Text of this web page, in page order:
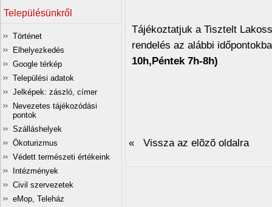
Településünkről
Történet
Elhelyezkedés
Google térkép
Települési adatok
Jelképek: zászló, címer
Nevezetes tájékozódási
pontok
Szálláshelyek
Ökoturizmus
Védett természeti értékeink
Intézmények
Civil szervezetek
eMop, Teleház
Tájékoztatjuk a Tisztelt
rendelés az alábbi
10h,Péntek 7h-8h)
« Vissza az elõzõ oldalra